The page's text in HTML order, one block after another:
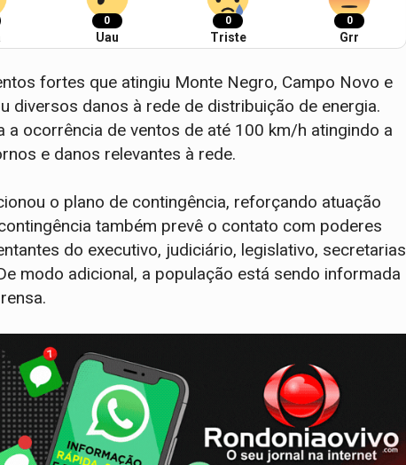
0
Uau
0
Triste
0
Grr
fortes que atingiu Monte Negro, Campo Novo e
diversos danos à rede de distribuição de energia.
ocorrência de ventos de até 100 km/h atingindo a
e danos relevantes à rede.
o plano de contingência, reforçando atuação
também prevê o contato com poderes
do executivo, judiciário, legislativo, secretarias
modo adicional, a população está sendo informada